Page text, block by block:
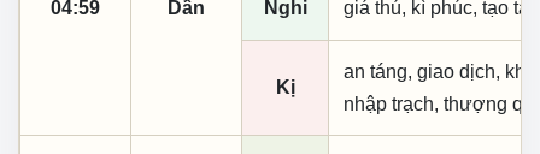
04:59
Dần
Nghi giá thú, kì phúc, tạo
Kị
an táng, giao dịch,
nhập trạch, thượng